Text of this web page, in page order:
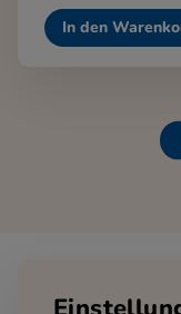
In den